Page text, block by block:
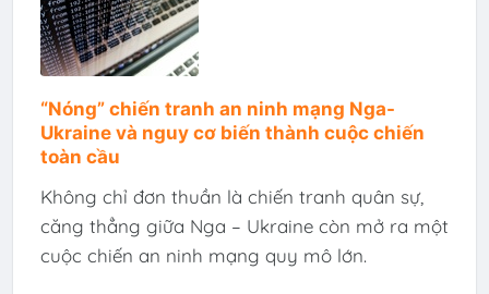
“Nóng” chiến tranh an ninh mạng Nga-
Ukraine và nguy cơ biến thành cuộc chiến
toàn cầu
Không chỉ đơn thuần là chiến tranh quân sự,
căng thẳng giữa Nga – Ukraine còn mở ra một
cuộc chiến an ninh mạng quy mô lớn.